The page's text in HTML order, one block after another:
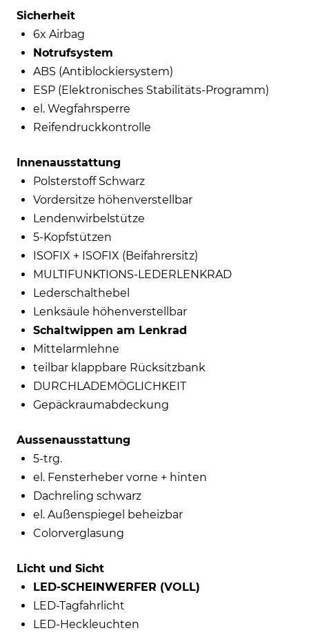
Sicherheit
6x Airbag
Notrufsystem
ABS (Antiblockiersystem)
ESP (Elektronisches Stabilitäts-Programm)
el. Wegfahrsperre
Reifendruckkontrolle
Innenausstattung
Polsterstoff Schwarz
Vordersitze höhenverstellbar
Lendenwirbelstütze
5-Kopfstützen
ISOFIX + ISOFIX (Beifahrersitz)
MULTIFUNKTIONS-LEDERLENKRAD
Lederschalthebel
Lenksäule höhenverstellbar
Schaltwippen am Lenkrad
Mittelarmlehne
teilbar klappbare Rücksitzbank
DURCHLADEMÖGLICHKEIT
Gepäckraumabdeckung
Aussenausstattung
5-trg.
el. Fensterheber vorne + hinten
Dachreling schwarz
el. Außenspiegel beheizbar
Colorverglasung
Licht und Sicht
LED-SCHEINWERFER (VOLL)
LED-Tagfahrlicht
LED-Heckleuchten